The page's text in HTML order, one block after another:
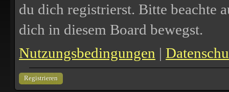
du dich registrierst. Bitte beachte
dich in diesem Board bewegst.
Nutzungsbedingungen |
Registrieren